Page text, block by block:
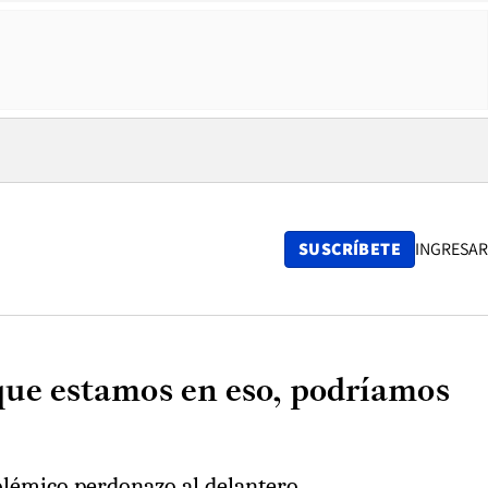
SUSCRÍBETE INGRESAR
estamos en eso, podríamos